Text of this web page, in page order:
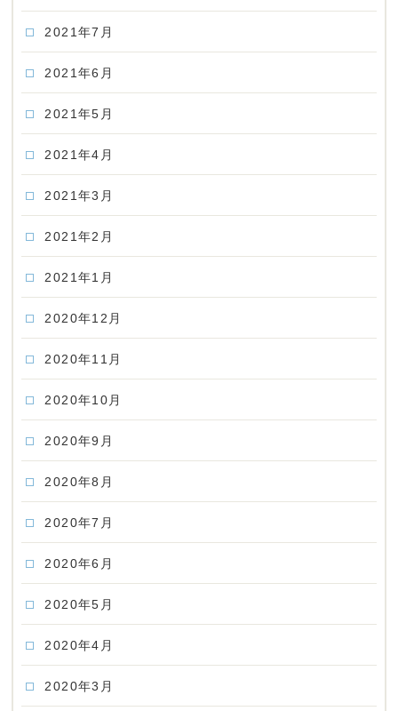
2021年7月
2021年6月
2021年5月
2021年4月
2021年3月
2021年2月
2021年1月
2020年12月
2020年11月
2020年10月
2020年9月
2020年8月
2020年7月
2020年6月
2020年5月
2020年4月
2020年3月